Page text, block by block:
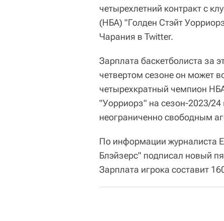
четырехлетний контракт с
(НБА) "Голден Стэйт
Чарания в Twitter.
Зарплата баскетболиста за
четвертом сезоне он может
четырехкратный чемпион
"Уорриорз" на сезон-2023/
неограниченно свободным
По информации журналиста
Блэйзерс" подписал новый
Зарплата игрока составит